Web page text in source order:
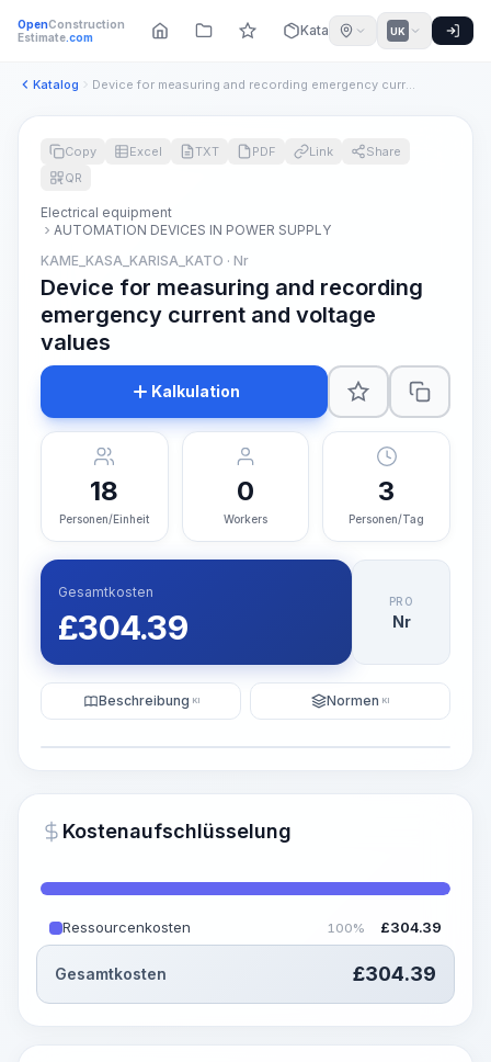
OpenConstruction
Estimate.com Katalog UK
Katalog Device for measuring and recording emergency current and vol...
~15-30 Sek.
Copy Excel TXT PDF Link
Share
QR
Electrical equipment
AUTOMATION DEVICES IN POWER SUPPLY
KAME_KASA_KARISA_KATO · Nr
Device for measuring and recording
emergency current and voltage
values
Kalkulation
18
Personen/Einheit
0
Workers
3
Personen/Tag
Gesamtkosten
£304.39
PRO
Nr
Beschreibung KI Normen KI
Kostenaufschlüsselung
Ressourcenkosten 100% £304.39
Gesamtkosten £304.39